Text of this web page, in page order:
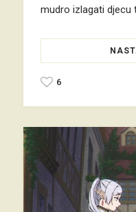
mudro izlagati djecu
6